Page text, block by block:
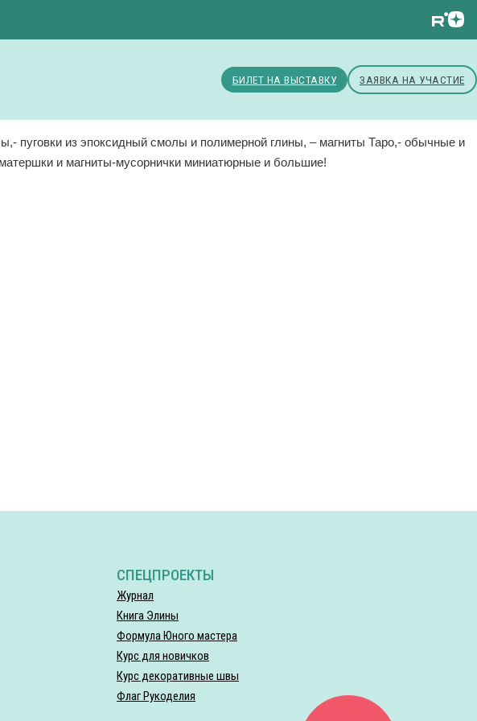
БИЛЕТ НА ВЫСТАВКУ ЗАЯВКА НА УЧАСТИЕ
⁠пуговки из эпоксидный смолы и полимерной глины, – ⁠магниты Таро,- ⁠обычные и
и магниты-мусорнички миниатюрные и большие!
СПЕЦПРОЕКТЫ
Журнал
Книга Элины
Формула Юного мастера
Курс для новичков
Курс декоративные швы
Флаг Рукоделия